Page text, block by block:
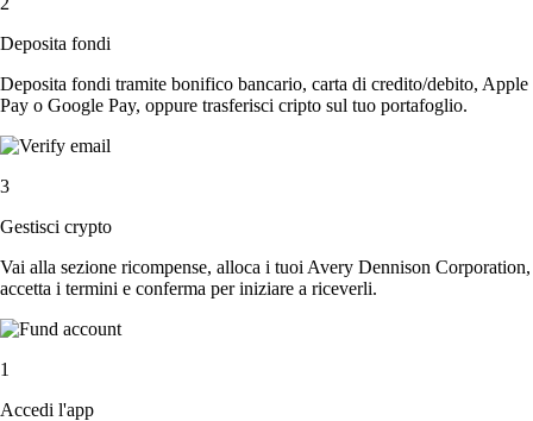
Deposita fondi
Deposita fondi tramite bonifico bancario, carta di credito/debito, Apple
Pay o Google Pay, oppure trasferisci cripto sul tuo portafoglio.
3
Gestisci crypto
Vai alla sezione ricompense, alloca i tuoi Avery Dennison Corporation,
accetta i termini e conferma per iniziare a riceverli.
1
Accedi l'app